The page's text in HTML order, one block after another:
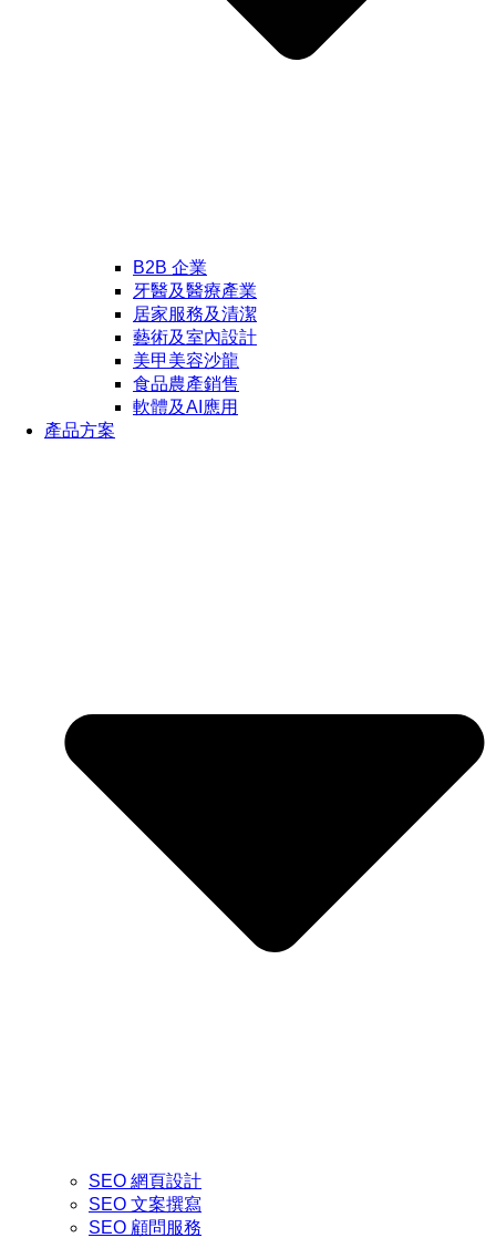
B2B 企業
牙醫及醫療產業
居家服務及清潔
藝術及室內設計
美甲美容沙龍
食品農產銷售
軟體及AI應用
產品方案
SEO 網頁設計
SEO 文案撰寫
SEO 顧問服務